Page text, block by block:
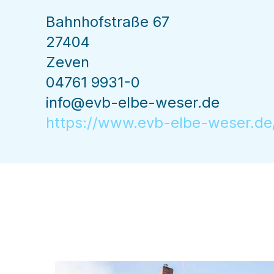
Bahnhofstraße 67
27404
Zeven
04761 9931-0
info@evb-elbe-weser.de
https://www.evb-elbe-